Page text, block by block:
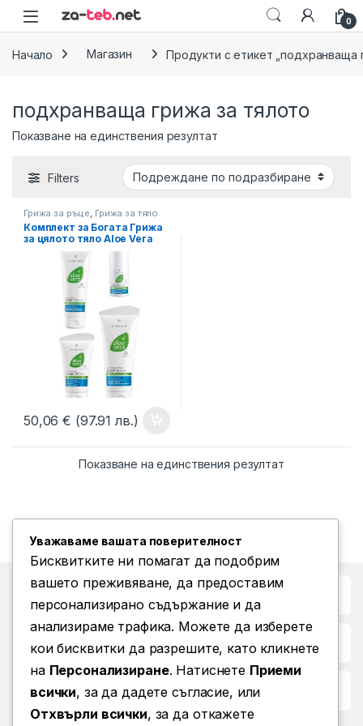
Skip to navigation
Skip to content
0
Начало Магазин Продукти с етикет „подхранваща
подхранваща грижа за тялото
Показване на единствения резултат
Filters
Грижа за ръце Грижа за тяло
Комплект за Богата Грижа
за цялото тяло Aloe Vera
50,06€ (97.91 лв.)
Показване на единствения резултат
Бърз достъп до
Повече информация
Условия за ползване
Уважаваме вашата поверителност
Бисквитките ни помагат да подобрим
вашето преживяване, да предоставим
персонализирано съдържание и да
анализираме трафика. Можете да изберете
кои бисквитки да разрешите, като кликнете
на Персонализиране. Натиснете Приеми
всички, за да дадете съгласие, или
Отхвърли всички, за да откажете